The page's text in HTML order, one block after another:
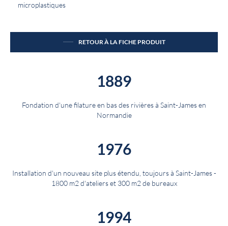
microplastiques
RETOUR À LA FICHE PRODUIT
1889
Fondation d'une filature en bas des rivières à Saint-James en
Normandie
1976
Installation d'un nouveau site plus étendu, toujours à Saint-James -
1800 m2 d'ateliers et 300 m2 de bureaux
1994